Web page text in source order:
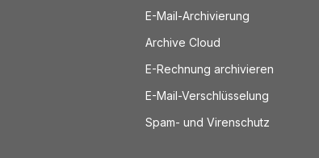
E-Mail-Archivierung
Archive Cloud
E-Rechnung archivieren
E-Mail-Verschlüsselung
Spam- und Virenschutz